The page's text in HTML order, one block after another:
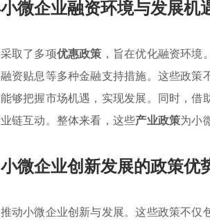
微企业融资环境与发展机
取了多项优惠政策 ，旨在优化融资环境
资贴息等多种金融支持措施。这些政策
够把握市场机遇，实现发展。同时，借
链互动。整体来看，这些产业政策为小
微企业创新发展的政策优
动小微企业创新与发展。这些政策不仅